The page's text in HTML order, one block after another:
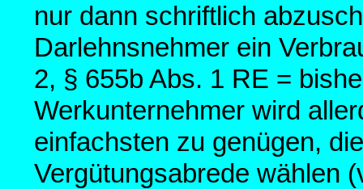
nur dann schriftlich
Darlehnsnehmer ein
2, § 655b Abs. 1 RE =
Werkunternehmer wird
einfachsten zu genügen,
Vergütungsabrede wählen